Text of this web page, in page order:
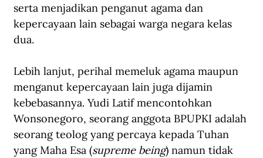
serta menjadikan penganut agama dan
kepercayaan lain sebagai warga negara kelas
dua.
Lebih lanjut, perihal memeluk agama maupun
menganut kepercayaan lain juga dijamin
kebebasannya. Yudi Latif mencontohkan
Wonsonegoro, seorang anggota BPUPKI adalah
seorang teolog yang percaya kepada Tuhan
yang Maha Esa (supreme being) namun tidak